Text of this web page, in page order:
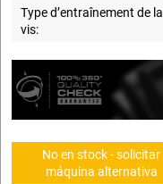
Type d’entraînement de la
vis:
No en stock - solicitar
máquina alternativa